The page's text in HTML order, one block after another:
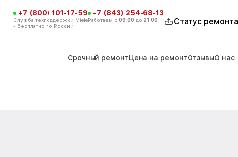
+7 (800) 101-17-59
Служба техподдержки Miele
- бесплатно по России
+7 (843) 254-68-13
Работаем с 09:00 до 21:00 Статус ремонта
Срочный ремонтЦена на ремонтОтзывыО нас